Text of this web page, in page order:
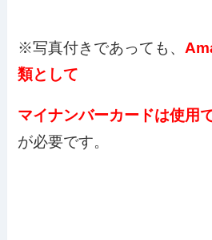
※写真付きであっても、
類として
マイナンバーカードは使用
が必要です。